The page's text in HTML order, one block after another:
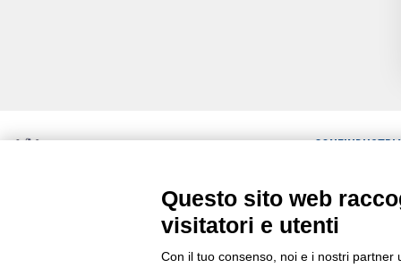
Via Stezzano, 87 | 24126 Bergamo
Codice Fiscale: 80021750163 | PEC:
info@pec.confindustriabergamo.it
ULTIME NEWS
RASSEGNA
Questo sito web
visitatori e utenti
Con il tuo consenso, noi e i nostri